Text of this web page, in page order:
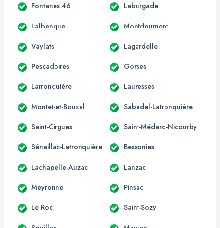
Fontanes 46 Laburgade
Lalbenque Montdoumerc
Vaylats Lagardelle
Pescadoires Gorses
Latronquière Lauresses
Montet-et-Bouxal Sabadel-Latronquière
Saint-Cirgues Saint-Médard-Nicourby
Sénaillac-Latronquière Bessonies
Lachapelle-Auzac Lanzac
Meyronne Pinsac
Le Roc Saint-Sozy